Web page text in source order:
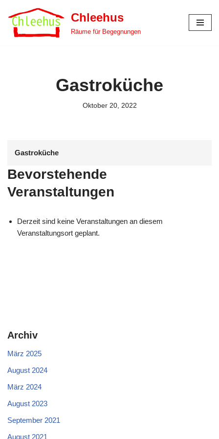
Zum
Inhalt
Chleehus
Räume für Begegnungen
Gastroküche
Oktober 20, 2022
Gastroküche
Bevorstehende
Veranstaltungen
Derzeit sind keine Veranstaltungen an diesem
Veranstaltungsort geplant.
Archiv
März 2025
August 2024
März 2024
August 2023
September 2021
August 2021